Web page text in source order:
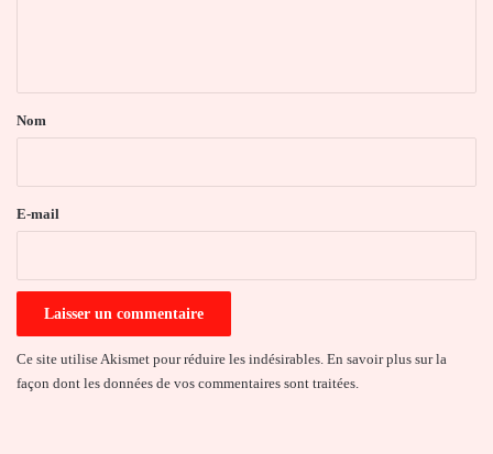
a
e
Nom
E-mail
Ce site utilise Akismet pour réduire les indésirables. En savoir plus sur la
façon dont les données de vos commentaires sont traitées